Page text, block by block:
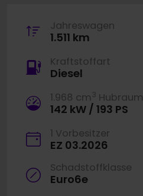
Jahreswagen
1.511 km
Kraftstoffart
Diesel
1.968 cm 3 Hubraum
142 kW / 193 PS
1 Vorbesitzer
EZ 03.2026
Schadstoffklasse
Euro6e